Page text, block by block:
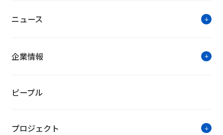
ニュース
企業情報
ピープル
プロジェクト